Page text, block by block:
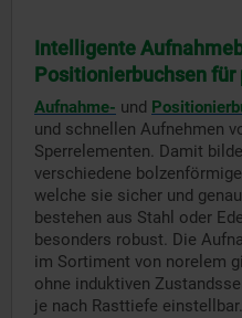
Intelligente
Positionierbuchsen
Aufnahme- und
und schnellen Aufnehmen
Sperrelementen. Damit
verschiedene
welche sie sicher und
bestehen aus Stahl oder
besonders robust. Die
im Sortiment von norelem
ohne induktiven
je nach Rasttiefe einstellbar.